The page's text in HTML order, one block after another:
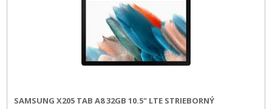
SAMSUNG X205 TAB A8 32GB 10.5" LTE STRIEBORNÝ